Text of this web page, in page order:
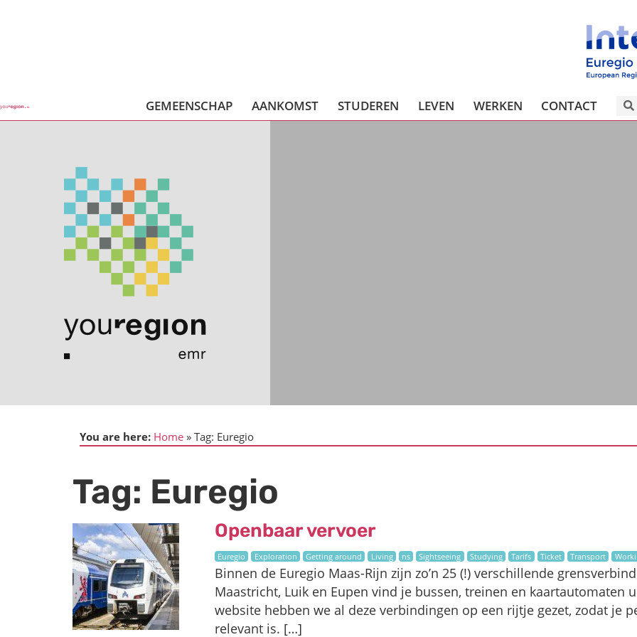
GEMEENSCHAP AANKOMST STUDEREN LEVEN WERKEN CONTACT
You are here: Home Tag: Euregio
Tag: Euregio
Openbaar vervoer
Euregio Exploration Getting around Living ns Sightseeing Studying Tarifs Ticket Transport
Binnen de Euregio Maas-Rijn zijn zo’n 25 (!) verschillende
Maastricht, Luik en Eupen vind je bussen, treinen en kaartautomaten
website hebben we al deze verbindingen op een rijtje gezet, zodat je
relevant is. […]